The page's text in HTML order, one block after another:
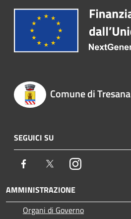
Comune di Tresana
SEGUICI SU
Facebook TwitterInstagram
AMMINISTRAZIONE
Organi di Governo